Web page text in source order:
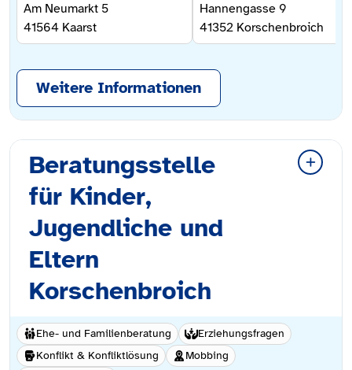
Am Neumarkt 5
41564 Kaarst
Hannengasse 9
41352 Korschenbroich
Weitere Informationen
Beratungsstelle
für Kinder,
Jugendliche und
Eltern
Korschenbroich
Ehe- und Familienberatung
Erziehungsfragen
Konflikt & Konfliktlösung
Mobbing